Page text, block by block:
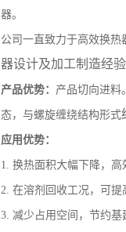
器。
公司一直致力于高效换
器设计及加工制造经
产品优势： 产品切向进料
态，与螺旋缠绕结构形式
应用优势：
1. 换热面积大幅下降，高
2. 在溶剂回收工况，可提
3. 减少占用空间，节约